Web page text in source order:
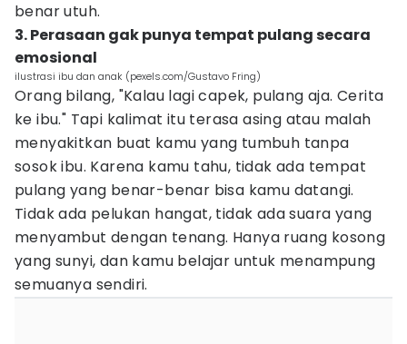
benar utuh.
3. Perasaan gak punya tempat pulang secara
emosional
ilustrasi ibu dan anak (pexels.com/Gustavo Fring)
Orang bilang, "Kalau lagi capek, pulang aja. Cerita
ke ibu." Tapi kalimat itu terasa asing atau malah
menyakitkan buat kamu yang tumbuh tanpa
sosok ibu. Karena kamu tahu, tidak ada tempat
pulang yang benar-benar bisa kamu datangi.
Tidak ada pelukan hangat, tidak ada suara yang
menyambut dengan tenang. Hanya ruang kosong
yang sunyi, dan kamu belajar untuk menampung
semuanya sendiri.